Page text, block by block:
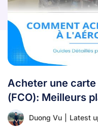
Acheter une carte
(FCO): Meilleurs
Duong Vu Latest